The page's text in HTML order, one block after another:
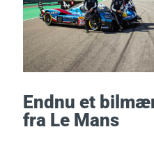
Endnu et
fra Le Mans